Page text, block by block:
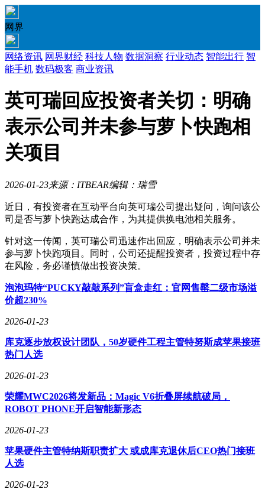
网界
网络资讯 网界财经 科技人物 数据洞察 行业动态 智能出行 智
能手机 数码极客 商业资讯
英可瑞回应投资者关切：明确
表示公司并未参与萝卜快跑相
关项目
2026-01-23来源：ITBEAR编辑：瑞雪
近日，有投资者在互动平台向英可瑞公司提出疑问，询问该公
司是否与萝卜快跑达成合作，为其提供换电池相关服务。
针对这一传闻，英可瑞公司迅速作出回应，明确表示公司并未
参与萝卜快跑项目。同时，公司还提醒投资者，投资过程中存
在风险，务必谨慎做出投资决策。
泡泡玛特“PUCKY敲敲系列”盲盒走红：官网售罄二级市场溢
价超230%
2026-01-23
库克逐步放权设计团队，50岁硬件工程主管特努斯成苹果接班
热门人选
2026-01-23
荣耀MWC2026将发新品：Magic V6折叠屏续航破局，
ROBOT PHONE开启智能新形态
2026-01-23
苹果硬件主管特纳斯职责扩大 或成库克退休后CEO热门接班
人选
2026-01-23